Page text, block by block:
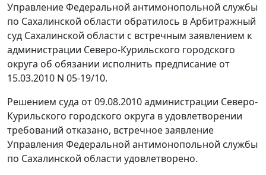
Управление Федеральной антимонопольной службы
по Сахалинской области обратилось в Арбитражный
суд Сахалинской области с встречным заявлением к
администрации Северо-Курильского городского
округа об обязании исполнить предписание от
15.03.2010 N 05-19/10.
Решением суда от 09.08.2010 администрации Северо-
Курильского городского округа в удовлетворении
требований отказано, встречное заявление
Управления Федеральной антимонопольной службы
по Сахалинской области удовлетворено.